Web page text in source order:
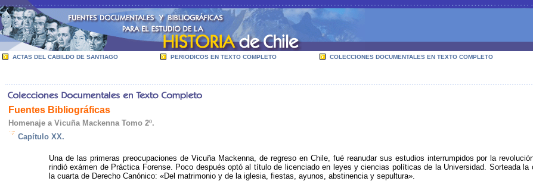
ACTAS DEL CABILDO DE SANTIAGO PERIODICOS EN TEXTO COMPLETO COLECCIONES DOCUMENTALES EN TEXTO COMPLETO
Fuentes Bibliográficas
Homenaje a Vicuña Mackenna Tomo 2º.
Capítulo XX.
Una de las primeras preocupaciones de Vicuña Mackenna, de regreso en Chile, fué reanudar sus estudios interrumpidos por la
rindió exámen de Práctica Forense. Poco después optó al título de licenciado en leyes y ciencias políticas de la Universidad. Sorteada la
la cuarta de Derecho Canónico: «Del matrimonio y de la iglesia, fiestas, ayunos, abstinencia y sepultura».